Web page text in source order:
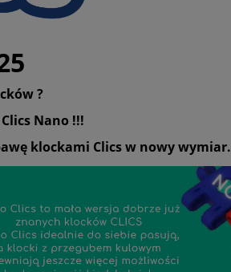
?
Nano !!!
klockami Clics w nowy wymiar.